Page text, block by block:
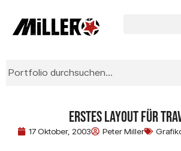
Erstes Layout für
17 Oktober, 2003 Peter Miller